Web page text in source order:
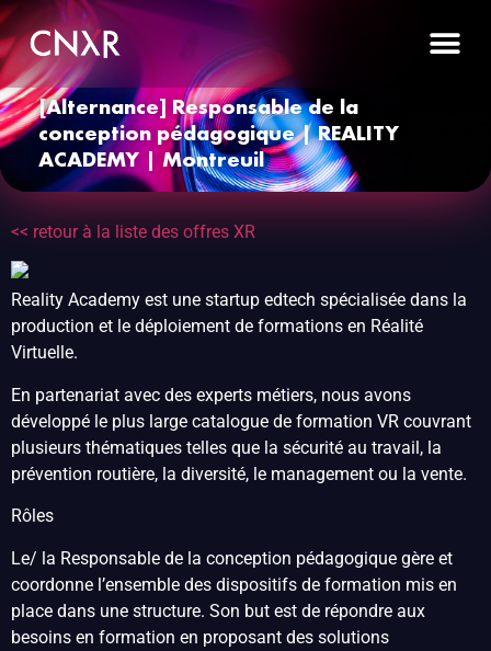
[Alternance] Responsable de la
conception pédagogique | REALITY
ACADEMY | Montreuil
<< retour à la liste des offres XR
Reality Academy est une startup edtech spécialisée dans la
production et le déploiement de formations en Réalité
Virtuelle.
En partenariat avec des experts métiers, nous avons
développé le plus large catalogue de formation VR couvrant
plusieurs thématiques telles que la sécurité au travail, la
prévention routière, la diversité, le management ou la vente.
Rôles
Le/ la Responsable de la conception pédagogique gère et
coordonne l’ensemble des dispositifs de formation mis en
place dans une structure. Son but est de répondre aux
besoins en formation en proposant des solutions